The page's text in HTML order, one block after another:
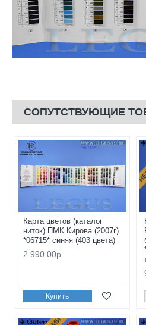
СОПУТСТВУЮЩИЕ
Карта цветов (каталог
ниток) ПМК Кирова (2007г)
*06715* синяя (403 цвета)
2 990.00р.
Купить